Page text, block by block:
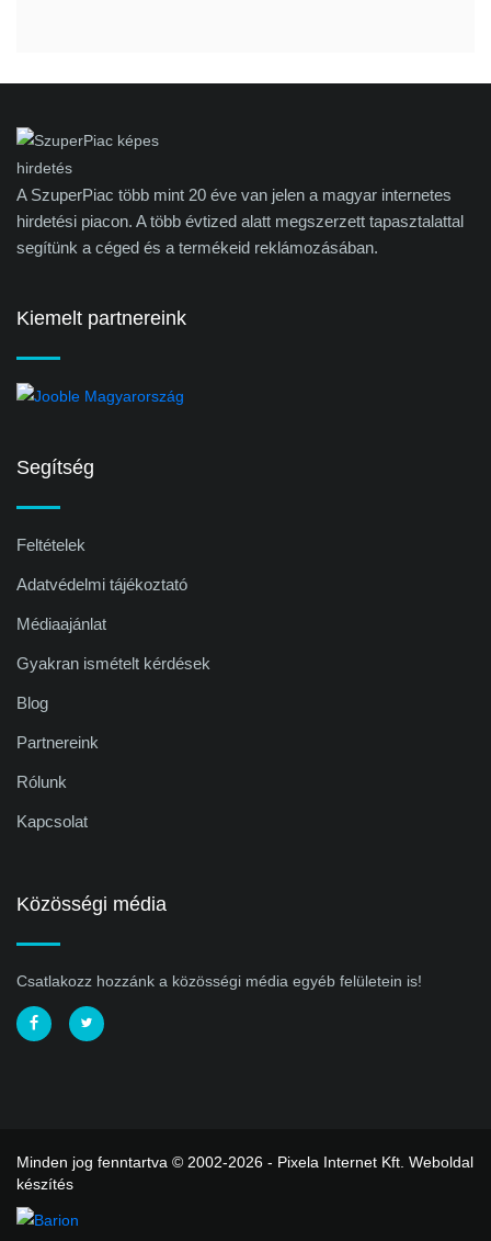
A SzuperPiac több mint 20 éve van jelen a magyar internetes
hirdetési piacon. A több évtized alatt megszerzett tapasztalattal
segítünk a céged és a termékeid reklámozásában.
Kiemelt partnereink
Segítség
Feltételek
Adatvédelmi tájékoztató
Médiaajánlat
Gyakran ismételt kérdések
Blog
Partnereink
Rólunk
Kapcsolat
Közösségi média
Csatlakozz hozzánk a közösségi média egyéb felületein is!
Minden jog fenntartva © 2002-2026 - Pixela Internet Kft. Weboldal
készítés